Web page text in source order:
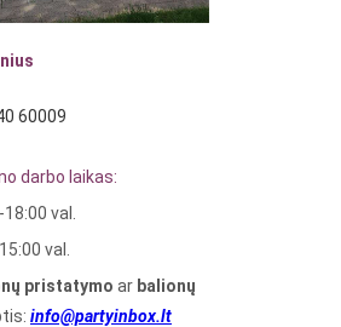
60009
darbo laikas:
val.
val.
pristatymo ar balionų
info@partyinbox.lt